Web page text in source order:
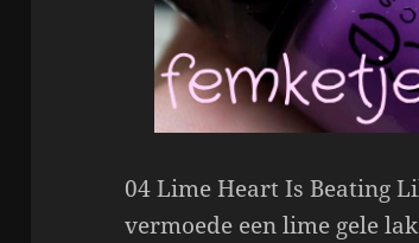
04 Lime Heart Is Beating
vermoede een lime gele